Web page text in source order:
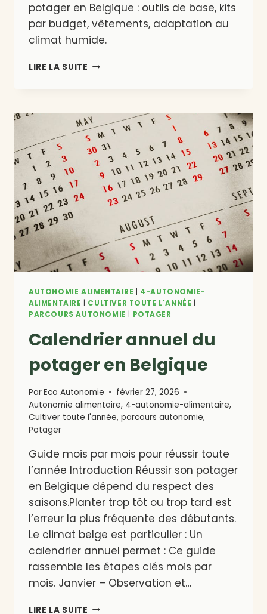
potager en Belgique : outils de base, kits
par budget, vêtements, adaptation au
climat humide.
LIRE LA SUITE MATÉRIEL
UN
POTAGER
EN
BELGIQUE
AUTONOMIE ALIMENTAIRE
4-AUTONOMIE-
ALIMENTAIRE
CULTIVER TOUTE L'ANNÉE
PARCOURS AUTONOMIE
POTAGER
Calendrier annuel du
potager en Belgique
ParEco Autonomie
février 27, 2026
Autonomie alimentaire, 4-autonomie-alimentaire,
Cultiver toute l'année, parcours autonomie,
Potager
Guide mois par mois pour réussir toute
l’année Introduction Réussir son potager
en Belgique dépend du respect des
saisons.Planter trop tôt ou trop tard est
l’erreur la plus fréquente des débutants.
Le climat belge est particulier : Un
calendrier annuel permet : Ce guide
rassemble les étapes clés mois par
mois. Janvier – Observation et…
LIRE LA SUITE CALENDRIER